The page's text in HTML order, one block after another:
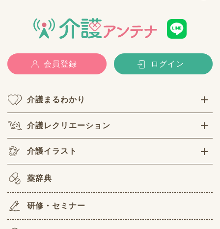
会員登録 ログイン
介護まるわかり
介護レクリエーション
介護イラスト
薬辞典
研修・セミナー